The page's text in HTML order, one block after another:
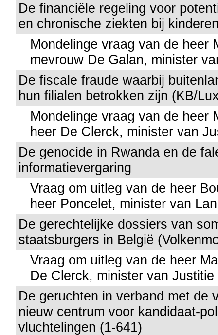
De financiële regeling voor
en chronische ziekten bij
Mondelinge vraag van de heer
mevrouw De Galan, minister
De fiscale fraude waarbij
hun filialen betrokken zijn (KB/
Mondelinge vraag van de heer
heer De Clerck, minister van
De genocide in Rwanda en de
informatievergaring
Vraag om uitleg van de heer
heer Poncelet, minister van
De gerechtelijke dossiers van
staatsburgers in België
Vraag om uitleg van de heer
De Clerck, minister van Justitie
De geruchten in verband met de
nieuw centrum voor kandidaat-
vluchtelingen (1-641)